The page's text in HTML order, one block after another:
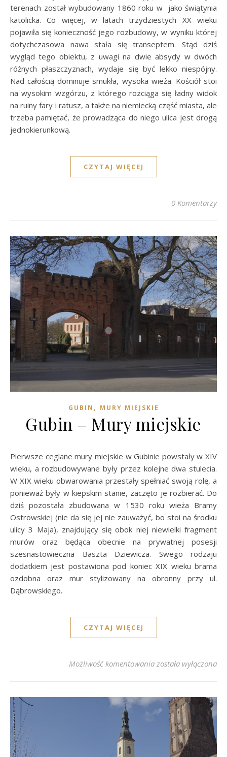
terenach został wybudowany 1860 roku w jako świątynia
katolicka. Co więcej, w latach trzydziestych XX wieku
pojawiła się konieczność jego rozbudowy, w wyniku której
dotychczasowa nawa stała się transeptem. Stąd dziś
wygląd tego obiektu, z uwagi na dwie absydy w dwóch
różnych płaszczyznach, wydaje się być lekko niespójny.
Nad całością dominuje smukła, wysoka wieża. Kościół stoi
na wysokim wzgórzu, z którego rozciąga się ładny widok
na ruiny fary i ratusz, a także na niemiecką część miasta, ale
trzeba pamiętać, że prowadząca do niego ulica jest drogą
jednokierunkową.
CZYTAJ WIĘCEJ
0 Komentarzy
GUBIN , MURY MIEJSKIE
Gubin – Mury miejskie
Pierwsze ceglane mury miejskie w Gubinie powstały w XIV
wieku, a rozbudowywane były przez kolejne dwa stulecia.
W XIX wieku obwarowania przestały spełniać swoją rolę, a
ponieważ były w kiepskim stanie, zaczęto je rozbierać. Do
dziś pozostała zbudowana w 1530 roku wieża Bramy
Ostrowskiej (nie da się jej nie zauważyć, bo stoi na środku
ulicy 3 Maja), znajdujący się obok niej niewielki fragment
murów oraz będąca obecnie na prywatnej posesji
szesnastowieczna Baszta Dziewicza. Swego rodzaju
dodatkiem jest postawiona pod koniec XIX wieku brama
ozdobna oraz mur stylizowany na obronny przy ul.
Dąbrowskiego.
CZYTAJ WIĘCEJ
Możliwość komentowania Gubin – Mury
została wyłączona